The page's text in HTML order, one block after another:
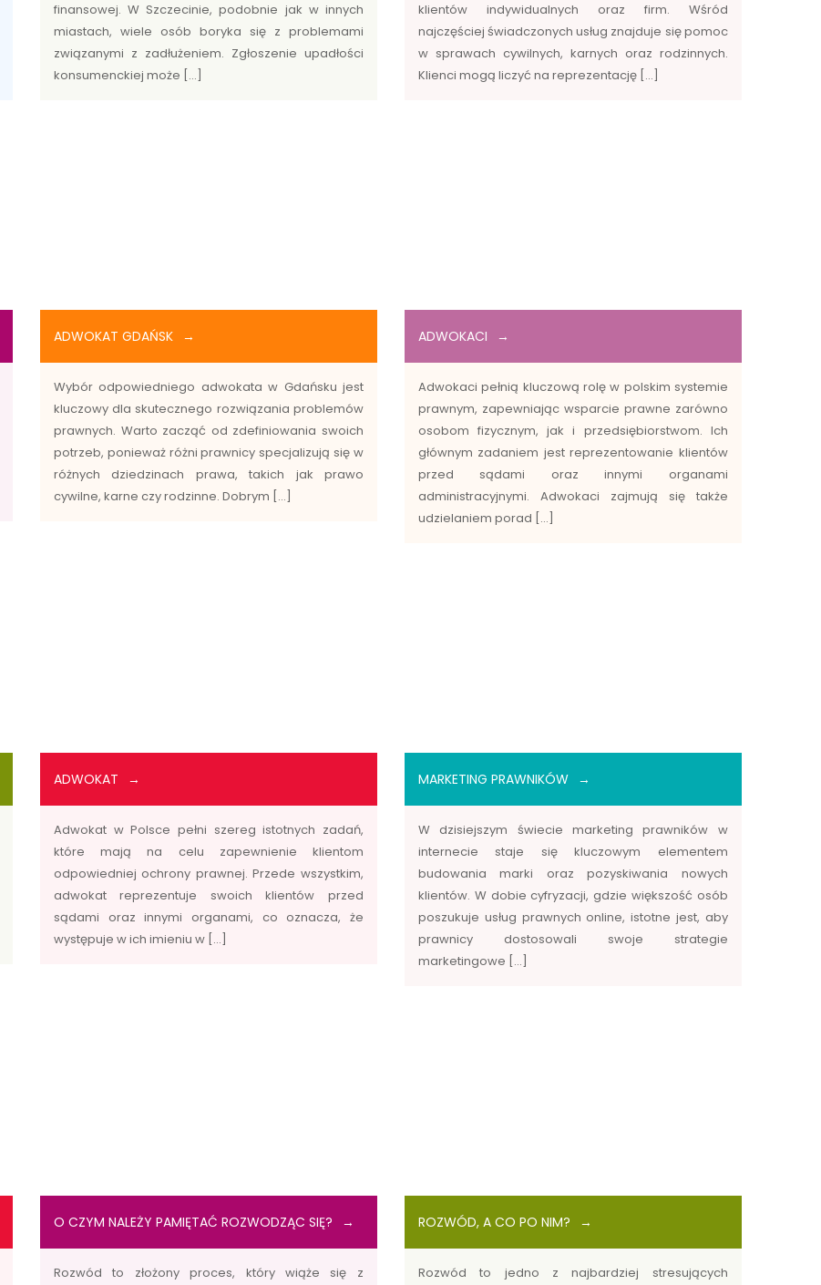
finansowej. W Szczecinie, podobnie jak w innych
miastach, wiele osób boryka się z problemami
związanymi z zadłużeniem. Zgłoszenie upadłości
konsumenckiej może […]
klientów indywidualnych oraz firm. Wśród
najczęściej świadczonych usług znajduje się pomoc
w sprawach cywilnych, karnych oraz rodzinnych.
Klienci mogą liczyć na reprezentację […]
ADWOKAT GDAŃSK
Wybór odpowiedniego adwokata w Gdańsku jest
kluczowy dla skutecznego rozwiązania problemów
prawnych. Warto zacząć od zdefiniowania swoich
potrzeb, ponieważ różni prawnicy specjalizują się w
różnych dziedzinach prawa, takich jak prawo
cywilne, karne czy rodzinne. Dobrym […]
ADWOKACI
Adwokaci pełnią kluczową rolę w polskim systemie
prawnym, zapewniając wsparcie prawne zarówno
osobom fizycznym, jak i przedsiębiorstwom. Ich
głównym zadaniem jest reprezentowanie klientów
przed sądami oraz innymi organami
administracyjnymi. Adwokaci zajmują się także
udzielaniem porad […]
ADWOKAT
Adwokat w Polsce pełni szereg istotnych zadań,
które mają na celu zapewnienie klientom
odpowiedniej ochrony prawnej. Przede wszystkim,
adwokat reprezentuje swoich klientów przed
sądami oraz innymi organami, co oznacza, że
występuje w ich imieniu w […]
MARKETING PRAWNIKÓW
W dzisiejszym świecie marketing prawników w
internecie staje się kluczowym elementem
budowania marki oraz pozyskiwania nowych
klientów. W dobie cyfryzacji, gdzie większość osób
poszukuje usług prawnych online, istotne jest, aby
prawnicy dostosowali swoje strategie
marketingowe […]
O CZYM NALEŻY PAMIĘTAĆ ROZWODZĄC SIĘ?
Rozwód to złożony proces, który wiąże się z
ROZWÓD, A CO PO NIM?
Rozwód to jedno z najbardziej stresujących